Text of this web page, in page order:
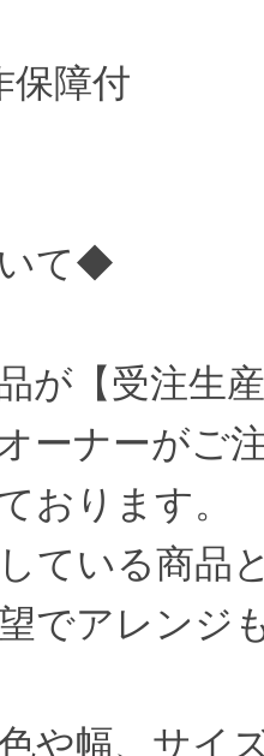
障付
て◆
が【受注生
ーナーがご
おります。
ている商品
でアレンジ
や幅、サイ